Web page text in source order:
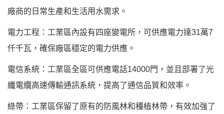
廠商的日常生產和生活用水需求。
電力工程：工業區內設有四座變電所，可供應電力達31萬7
仟千瓦，確保廠區穩定的電力供應。
電信系統：工業區全區可供應電話14000門，並且部署了光
纖電纜高速傳輸通訊系統，提高了通信品質和效率。
綠帶：工業區保留了原有的防風林和種植林帶，有效加強了